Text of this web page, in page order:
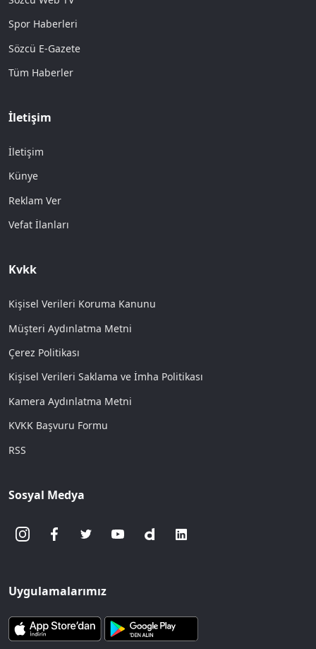
Spor Haberleri
Sözcü E-Gazete
Tüm Haberler
İletişim
İletişim
Künye
Reklam Ver
Vefat İlanları
Kvkk
Kişisel Verileri Koruma Kanunu
Müşteri Aydınlatma Metni
Çerez Politikası
Kişisel Verileri Saklama ve İmha Politikası
Kamera Aydınlatma Metni
KVKK Başvuru Formu
RSS
Sosyal Medya
Uygulamalarımız